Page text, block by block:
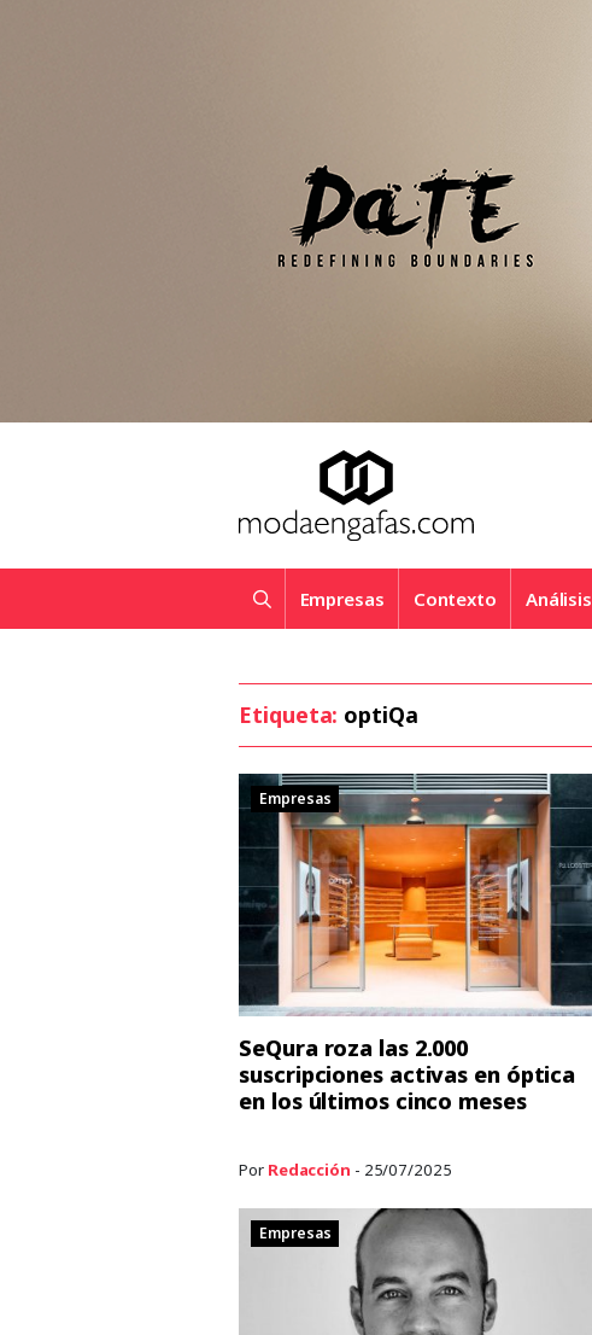
Empresas Contexto Análisis
Etiqueta: optiQa
Empresas
SeQura roza las 2.000
suscripciones activas en óptica
en los últimos cinco meses
Por Redacción - 25/07/2025
Empresas